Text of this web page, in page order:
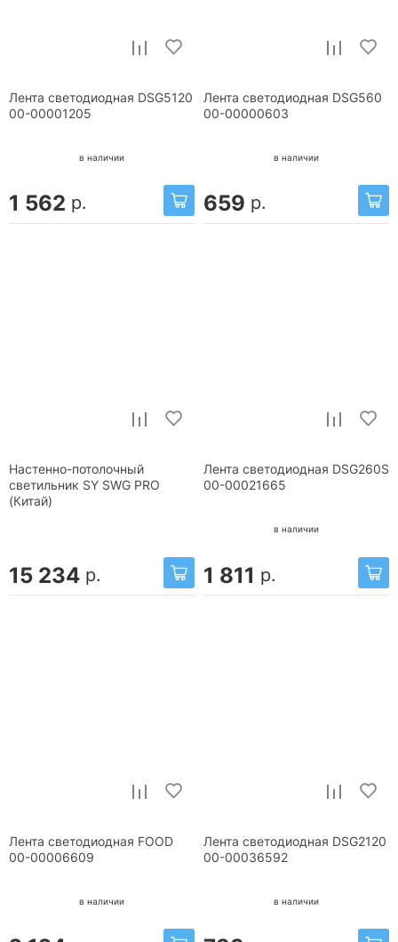
Лента светодиодная DSG5120
00-00001205
в наличии
1 562 р.
Лента светодиодная DSG560
00-00000603
в наличии
659 р.
Настенно-потолочный
светильник SY SWG PRO
(Китай)
15 234 р.
Лента светодиодная DSG260S
00-00021665
в наличии
1 811 р.
Лента светодиодная FOOD
00-00006609
в наличии
Лента светодиодная DSG2120
00-00036592
в наличии